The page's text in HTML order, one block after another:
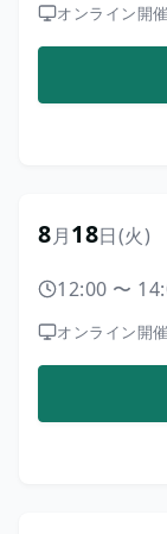
オンライン開催
8月18日(火)
12:00 〜
オンライン開催